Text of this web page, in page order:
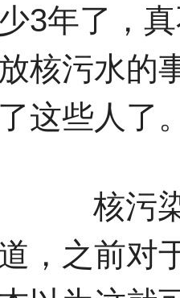
3年了，
核污水的
这些人了
核污
，之前对